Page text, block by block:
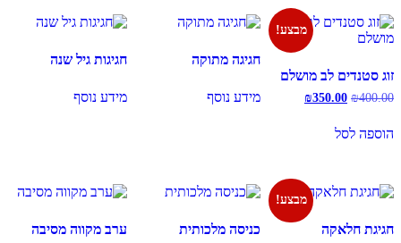
מבצע!
זוג סטנדים לב מושלם
₪400.00
המחיר
היה:
₪400.00.
₪350.00 המחיר
הוספה לסל
חגיגה מתוקה
מידע נוסף
חגיגות גיל שנה
מידע נוסף
מבצע!
חגיגת חלאקה כניסה מלכותית ערב מקווה מסיבה